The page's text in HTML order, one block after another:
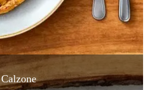
Calzone